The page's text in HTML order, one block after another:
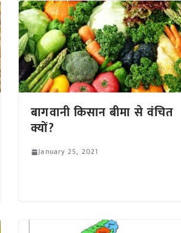
बागवानी किसान बीमा से वंचित
क्यों?
January 25, 2021